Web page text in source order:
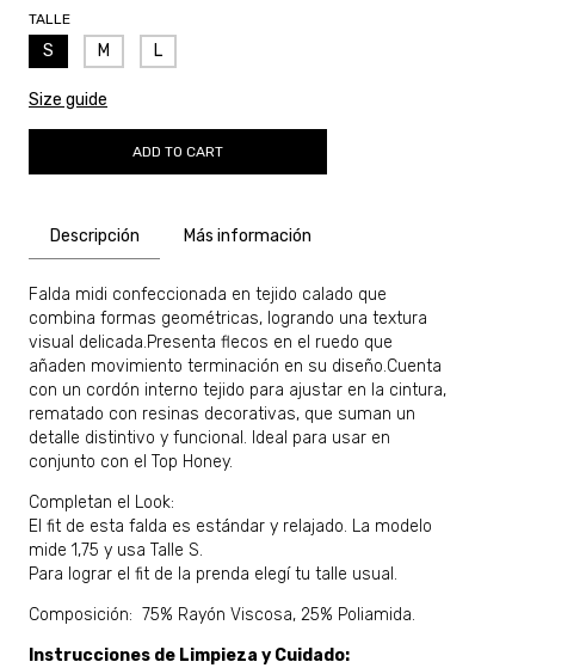
TALLE
S M L
Size guide
Descripción Más información
Falda midi confeccionada en tejido calado que
combina formas geométricas, logrando una textura
visual delicada.Presenta flecos en el ruedo que
añaden movimiento terminación en su diseño.Cuenta
con un cordón interno tejido para ajustar en la cintura,
rematado con resinas decorativas, que suman un
detalle distintivo y funcional. Ideal para usar en
conjunto con el Top Honey.
Completan el Look:
El fit de esta falda es estándar y relajado. La modelo
mide 1,75 y usa Talle S.
Para lograr el fit de la prenda elegí tu talle usual.
Composición: 75% Rayón Viscosa, 25% Poliamida.
Instrucciones de Limpieza y Cuidado: